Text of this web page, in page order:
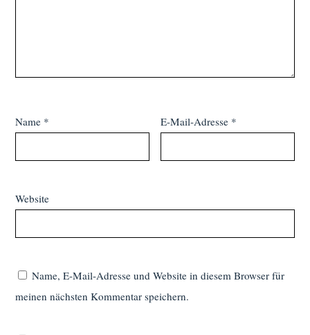
Name * E-Mail-Adresse *
Website
Name, E-Mail-Adresse und Website in diesem Browser für
meinen nächsten Kommentar speichern.